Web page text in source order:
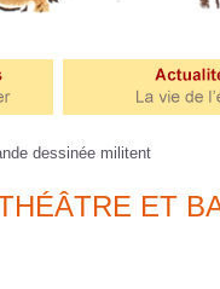
dessinée militent
ET